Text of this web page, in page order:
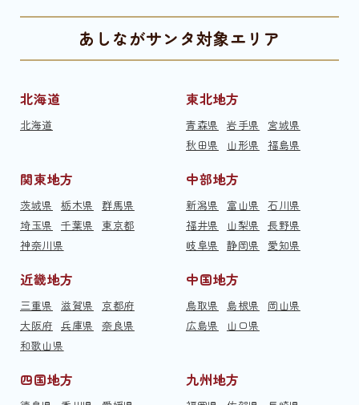
あしながサンタ対象エリア
北海道
北海道
東北地方
青森県 岩手県
宮城県
秋田県
山形県 福島県
関東地方
茨城県 栃木県
群馬県
埼玉県
千葉県
東京都
神奈川県
中部地方
新潟県 富山県
石川県
福井県
山梨県
長野県
岐阜県
静岡県 愛知県
近畿地方
三重県 滋賀県
京都府
大阪府 兵庫県
奈良県
和歌山県
中国地方
鳥取県 島根県
岡山県
広島県
山口県
四国地方 九州地方